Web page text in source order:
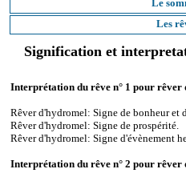
Le
Les
Signification et
Interprétation du rêve n° 1 pour rêver
Rêver d'hydromel: Signe de bonheur et
Rêver d'hydromel: Signe de prospérité.
Rêver d'hydromel: Signe d'évènement
Interprétation du rêve n° 2 pour rêver